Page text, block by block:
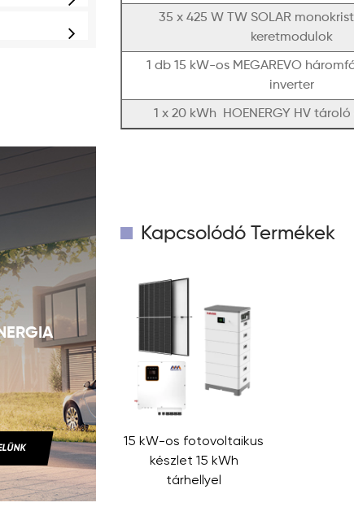
35 x 425 W TW SOLAR
keretmodulok
1 db 15 kW-os MEGAREVO
inverter
1 x 20 kWh HOENERGY HV
Kapcsolódó Termékek
15 kW-os fotovoltaikus
készlet 15 kWh
tárhellyel